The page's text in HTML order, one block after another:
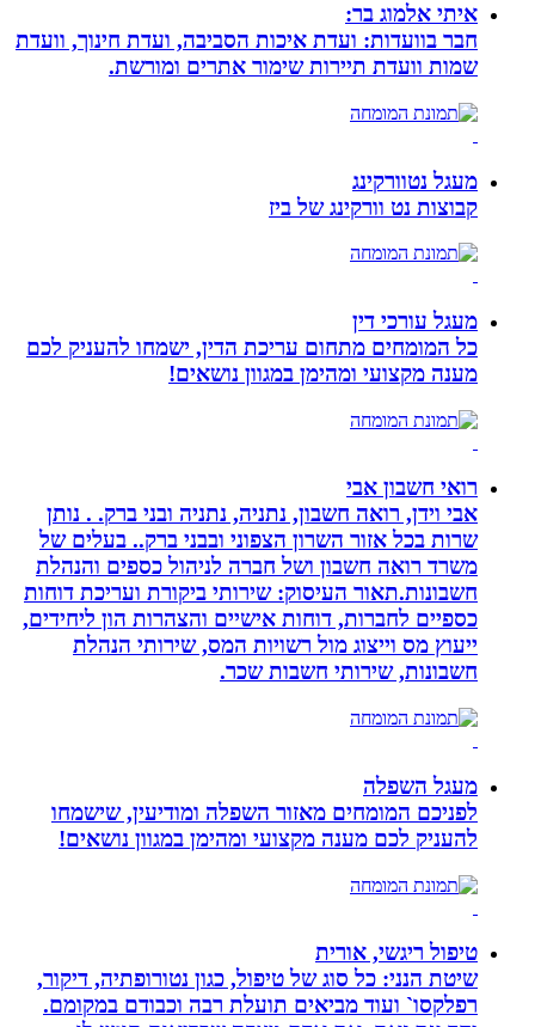
איתי אלמוג בר:
חבר בוועדות: ועדת איכות הסביבה, ועדת חינוך, וועדת
שמות וועדת תיירות שימור אתרים ומורשת.
מעגל נטוורקינג
קבוצות נט וורקינג של ביז
מעגל עורכי דין
כל המומחים מתחום עריכת הדין, ישמחו להעניק לכם
מענה מקצועי ומהימן במגוון נושאים!
רואי חשבון אבי
אבי וידן, רואה חשבון, נתניה, נתניה ובני ברק. . נותן
שרות בכל אזור השרון הצפוני ובבני ברק.. בעלים של
משרד רואה חשבון ושל חברה לניהול כספים והנהלת
חשבונות.תאור העיסוק: שירותי ביקורת ועריכת דוחות
כספיים לחברות, דוחות אישיים והצהרות הון ליחידים,
ייעוץ מס וייצוג מול רשויות המס, שירותי הנהלת
חשבונות, שירותי חשבות שכר.
מעגל השפלה
לפניכם המומחים מאזור השפלה ומודיעין, שישמחו
להעניק לכם מענה מקצועי ומהימן במגוון נושאים!
טיפול ריגשי, אורית
שיטת הנני: כל סוג של טיפול, כגון נטורופתיה, דיקור,
רפלקסו` ועוד מביאים תועלת רבה וכבודם במקומם.